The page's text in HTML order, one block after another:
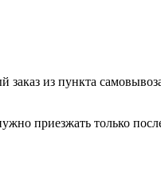
заказ из пункта
приезжать только